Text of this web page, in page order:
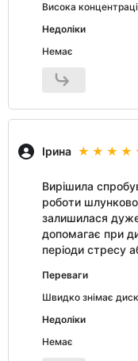
Висока
Недоліки
Немає
Ірина
Вирішила
роботи
залишилася
допомагає при
періоди стресу
Переваги
Швидко знімає
Недоліки
Немає